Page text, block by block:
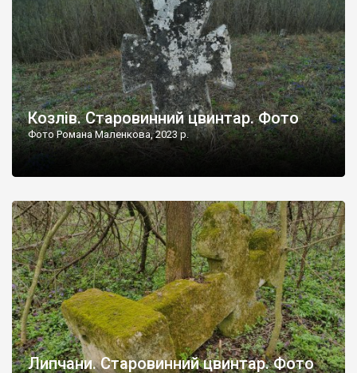
Козлів. Старовинний цвинтар. Фото
Фото Романа Маленкова, 2023 р.
Липчани. Старовинний цвинтар. Фото